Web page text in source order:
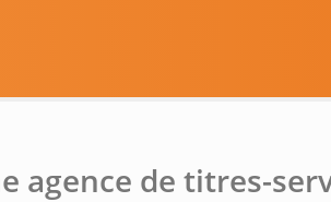
agence de titres-